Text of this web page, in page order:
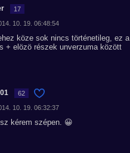
17
10. 19. 06:48:54
köze sok nincs történetileg, ez
+ elözö részek unverzuma között
62
10. 19. 06:32:37
kérem szépen. 😀